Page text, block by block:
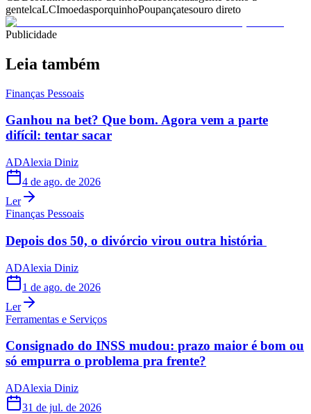
gentelcaLCImoedasporquinhoPoupançatesouro direto
Publicidade
Leia também
Finanças Pessoais
Ganhou na bet? Que bom. Agora vem a parte
difícil: tentar sacar
ADAlexia Diniz
4 de ago. de 2026
Ler
Finanças Pessoais
Depois dos 50, o divórcio virou outra história
ADAlexia Diniz
1 de ago. de 2026
Ler
Ferramentas e Serviços
Consignado do INSS mudou: prazo maior é bom ou
só empurra o problema pra frente?
ADAlexia Diniz
31 de jul. de 2026